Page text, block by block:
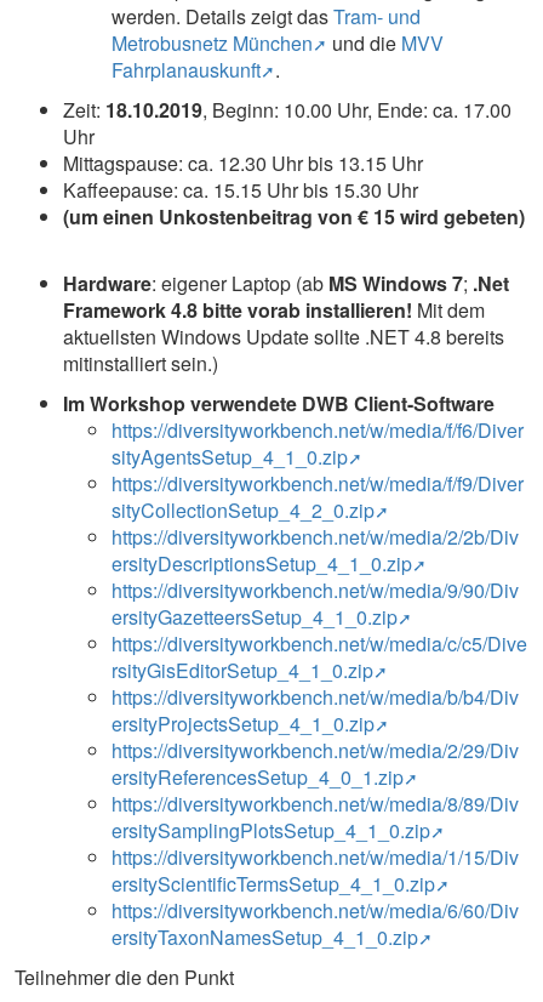
werden. Details zeigt dasTram- und
Metrobusnetz München
und die MVV
Fahrplanauskunft .
Zeit: 18.10.2019, Beginn: 10.00 Uhr, Ende: ca. 17.00
Uhr
Mittagspause: ca. 12.30 Uhr bis 13.15 Uhr
Kaffeepause: ca. 15.15 Uhr bis 15.30 Uhr
(um einen Unkostenbeitrag von € 15 wird gebeten)
Hardware: eigener Laptop (ab MS Windows 7; .Net
Framework 4.8 bitte vorab installieren! Mit dem
aktuellsten Windows Update sollte .NET 4.8 bereits
mitinstalliert sein.)
Im Workshop verwendete DWB Client-Software
https://diversityworkbench.net/w/media/f/f6/Diver
sityAgentsSetup_4_1_0.zip
https://diversityworkbench.net/w/media/f/f9/Diver
sityCollectionSetup_4_2_0.zip
https://diversityworkbench.net/w/media/2/2b/Div
ersityDescriptionsSetup_4_1_0.zip
https://diversityworkbench.net/w/media/9/90/Div
ersityGazetteersSetup_4_1_0.zip
https://diversityworkbench.net/w/media/c/c5/Dive
rsityGisEditorSetup_4_1_0.zip
https://diversityworkbench.net/w/media/b/b4/Div
ersityProjectsSetup_4_1_0.zip
https://diversityworkbench.net/w/media/2/29/Div
ersityReferencesSetup_4_0_1.zip
https://diversityworkbench.net/w/media/8/89/Div
ersitySamplingPlotsSetup_4_1_0.zip
https://diversityworkbench.net/w/media/1/15/Div
ersityScientificTermsSetup_4_1_0.zip
https://diversityworkbench.net/w/media/6/60/Div
ersityTaxonNamesSetup_4_1_0.zip
Teilnehmer die den Punkt